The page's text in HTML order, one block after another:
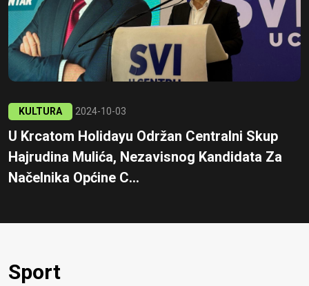
KULTURA 2024-10-03
U Krcatom Holidayu Održan Centralni Skup
Hajrudina Mulića, Nezavisnog Kandidata Za
Načelnika Općine C...
Sport